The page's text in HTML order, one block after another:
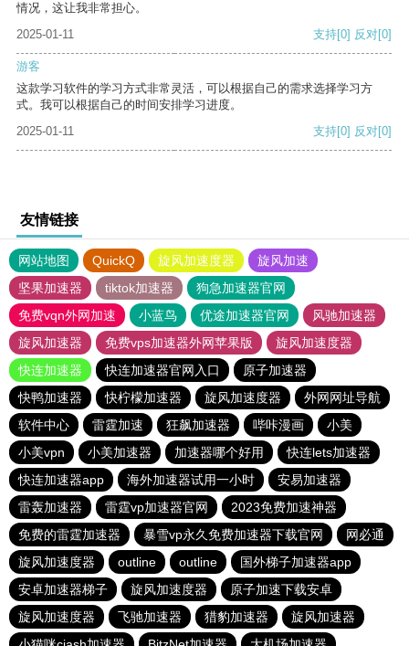
情况，这让我非常担心。
2025-01-11
支持[0] 反对[0]
游客
这款学习软件的学习方式非常灵活，可以根据自己的需求选择学习方
式。我可以根据自己的时间安排学习进度。
2025-01-11
支持[0] 反对[0]
友情链接
网站地图 QuickQ 旋风加速度器
旋风加速
坚果加速器
tiktok加速器
狗急加速器官网
免费vqn外网加速
小蓝鸟 优途加速器官网
风驰加速器
旋风加速器
免费vps加速器外网苹果版
旋风加速度器
快连加速器
快连加速器官网入口
原子加速器
快鸭加速器
快柠檬加速器 旋风加速度器
外网网址导航
软件中心
雷霆加速 狂飙加速器 哔咔漫画
小美
小美vpn
小美加速器 加速器哪个好用
快连lets加速器
快连加速器app
海外加速器试用一小时
安易加速器
雷轰加速器
雷霆vp加速器官网
2023免费加速神器
免费的雷霆加速器
暴雪vp永久免费加速器下载官网
网必通
旋风加速度器
outline outline
国外梯子加速器app
安卓加速器梯子
旋风加速度器
原子加速下载安卓
旋风加速度器
飞驰加速器 猎豹加速器
旋风加速器